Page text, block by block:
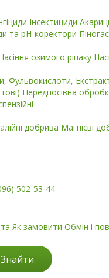
Інсектициди
та pH-коректори
озимого ріпаку
Фульвокислоти,
Передпосівна
добрива Магнієві
502-53-44
Як замовити Обмін і
Знайти